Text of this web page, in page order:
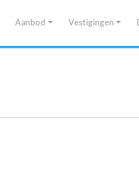
Aanbod Vestigingen